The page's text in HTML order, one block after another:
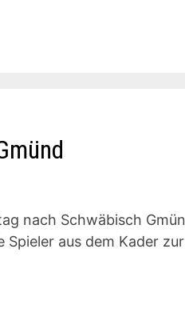
nach Schwäbisch
aus dem Kader